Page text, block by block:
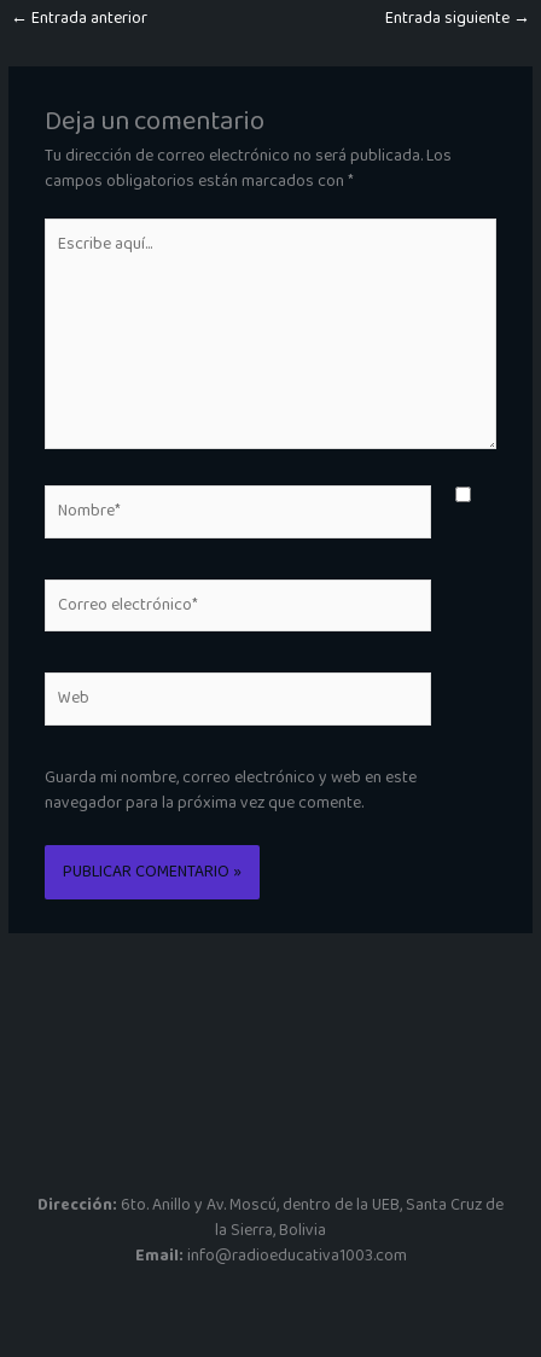
← Entrada anterior Entrada siguiente →
Deja un comentario
Tu dirección de correo electrónico no será publicada.Los
campos obligatorios están marcados con*
aquí...
Correo
electrónico*
Guarda mi nombre, correo electrónico y web en este
navegador para la próxima vez que comente.
Dirección: 6to. Anillo y Av. Moscú, dentro de la UEB, Santa Cruz de
la Sierra, Bolivia
Email:info@radioeducativa1003.com